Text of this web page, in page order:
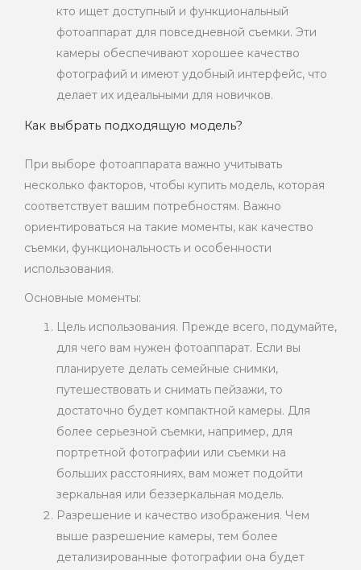
кто ищет доступный и функциональный
фотоаппарат для повседневной съемки. Эти
камеры обеспечивают хорошее качество
фотографий и имеют удобный интерфейс, что
делает их идеальными для новичков.
Как выбрать подходящую модель?
При выборе фотоаппарата важно учитывать
несколько факторов, чтобы купить модель, которая
соответствует вашим потребностям. Важно
ориентироваться на такие моменты, как качество
съемки, функциональность и особенности
использования.
Основные моменты:
Цель использования. Прежде всего, подумайте,
для чего вам нужен фотоаппарат. Если вы
планируете делать семейные снимки,
путешествовать и снимать пейзажи, то
достаточно будет компактной камеры. Для
более серьезной съемки, например, для
портретной фотографии или съемки на
больших расстояниях, вам может подойти
зеркальная или беззеркальная модель.
Разрешение и качество изображения. Чем
выше разрешение камеры, тем более
детализированные фотографии она будет